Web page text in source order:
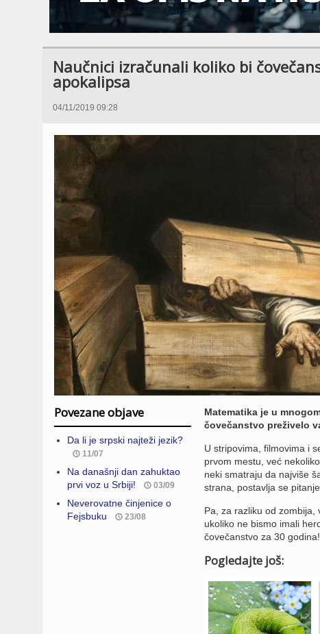
Naučnici izračunali koliko bi
apokalipsa
04/11/2019 09:28
Povezane objave
Da li je srpski najteži jezik?
11/07
Na današnji dan zahuktao
prvi voz u Srbiji!
03/09
Neverovatne činjenice o
Fejsbuku
23/08
Matematika je u
čovečanstvo preživelo
U stripovima, filmovima i
prvom mestu, već
neki smatraju da najviše
strana, postavlja se
Pa, za razliku od
ukoliko ne bismo imali
čovečanstvo za 30 godina!
Pogledajte još: